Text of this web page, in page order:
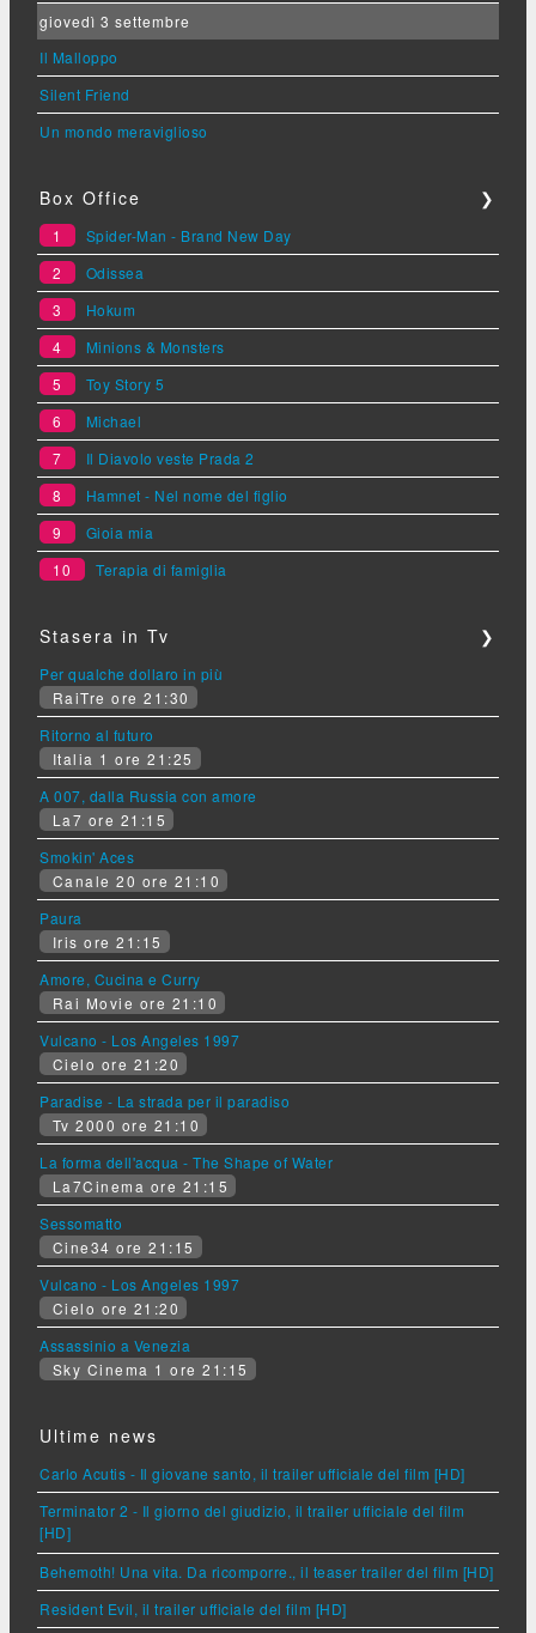
giovedì 3 settembre
Il Malloppo
Silent Friend
Un mondo meraviglioso
Box Office ❯
1
Spider-Man - Brand New Day
2
Odissea
3
Hokum
4
Minions & Monsters
5
Toy Story 5
6
Michael
7
Il Diavolo veste Prada 2
8
Hamnet - Nel nome del figlio
9
Gioia mia
10
Terapia di famiglia
Stasera in Tv ❯
Per qualche dollaro in più
RaiTre ore 21:30
Ritorno al futuro
Italia 1 ore 21:25
A 007, dalla Russia con amore
La7 ore 21:15
Smokin' Aces
Canale 20 ore 21:10
Paura
Iris ore 21:15
Amore, Cucina e Curry
Rai Movie ore 21:10
Vulcano - Los Angeles 1997
Cielo ore 21:20
Paradise - La strada per il paradiso
Tv 2000 ore 21:10
La forma dell'acqua - The Shape of Water
La7Cinema ore 21:15
Sessomatto
Cine34 ore 21:15
Vulcano - Los Angeles 1997
Cielo ore 21:20
Assassinio a Venezia
Sky Cinema 1 ore 21:15
Ultime news
Carlo Acutis - Il giovane santo, il trailer ufficiale del film [HD]
Terminator 2 - Il giorno del giudizio, il trailer ufficiale del film
[HD]
Behemoth! Una vita. Da ricomporre., il teaser trailer del film [HD]
Resident Evil, il trailer ufficiale del film [HD]